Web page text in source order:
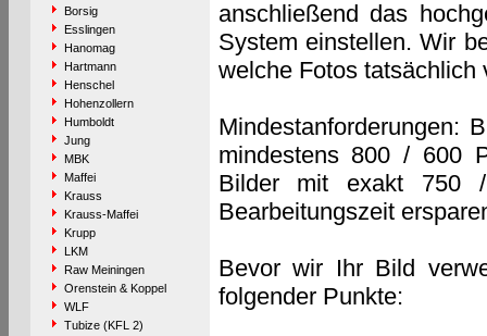
Borsig
Esslingen
Hanomag
Hartmann
Henschel
Hohenzollern
Humboldt
Jung
MBK
Maffei
Krauss
Krauss-Maffei
Krupp
LKM
Raw Meiningen
Orenstein & Koppel
WLF
Tubize (KFL 2)
anschließend das
System einstellen. Wir
welche Fotos tatsächlich
Mindestanforderungen:
mindestens 800 / 600
Bilder mit exakt 750
Bearbeitungszeit
Bevor wir Ihr Bild
folgender Punkte: